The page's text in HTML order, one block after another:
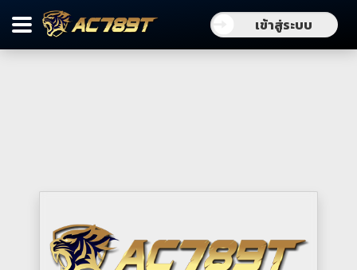
เข้าสู่ระบบ